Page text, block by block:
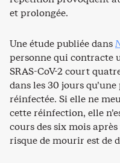
et prolongée.
Une étude publiée dans
personne qui contracte
SRAS-CoV-2 court
dans les 30 jours
réinfectée. Si elle ne
cette réinfection, elle
cours des six mois
risque de mourir est de